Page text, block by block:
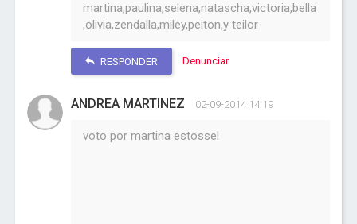
martina,paulina,selena,natascha,victoria,bella
,olivia,zendalla,miley,peiton,y teilor
RESPONDER Denunciar
ANDREA MARTINEZ 02-09-2014 14:19
voto por martina estossel